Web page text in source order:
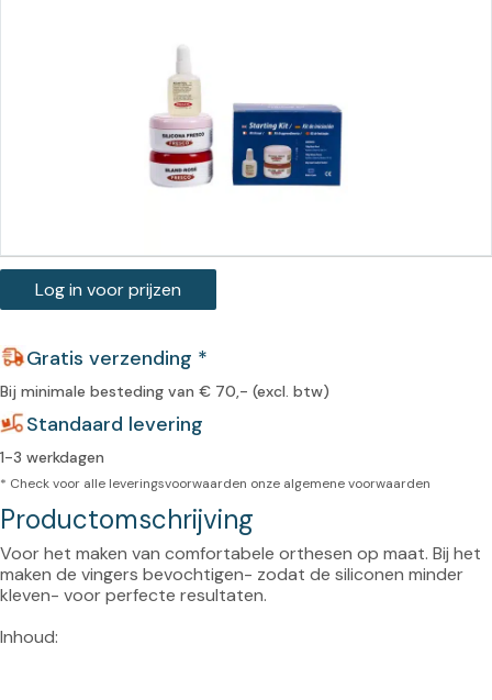
Log in voor prijzen
Gratis verzending *
Bij minimale besteding van € 70,- (excl. btw)
Standaard levering
1-3 werkdagen
* Check voor alle leveringsvoorwaarden onze algemene voorwaarden
Productomschrijving
Voor het maken van comfortabele orthesen op maat. Bij het
maken de vingers bevochtigen- zodat de siliconen minder
kleven- voor perfecte resultaten.